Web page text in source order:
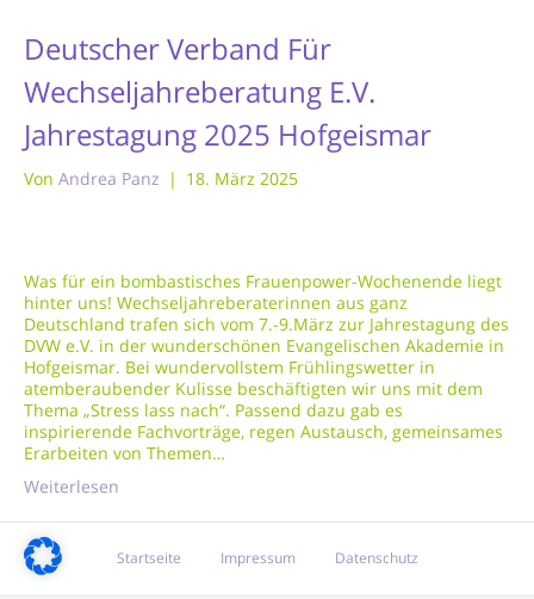
Deutscher Verband Für
Wechseljahreberatung E.V.
Jahrestagung 2025 Hofgeismar
Von Andrea Panz | 18. März 2025
Was für ein bombastisches Frauenpower-Wochenende liegt
hinter uns! Wechseljahreberaterinnen aus ganz
Deutschland trafen sich vom 7.-9.März zur Jahrestagung des
DVW e.V. in der wunderschönen Evangelischen Akademie in
Hofgeismar. Bei wundervollstem Frühlingswetter in
atemberaubender Kulisse beschäftigten wir uns mit dem
Thema „Stress lass nach“. Passend dazu gab es
inspirierende Fachvorträge, regen Austausch, gemeinsames
Erarbeiten von Themen…
Weiterlesen
Startseite Impressum Datenschutz